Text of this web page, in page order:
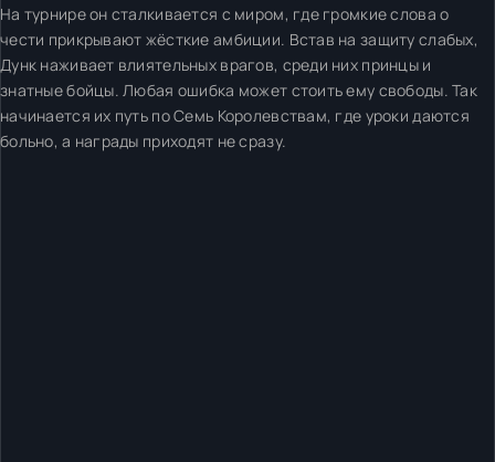
На турнире он сталкивается с миром, где громкие слова о
чести прикрывают жёсткие амбиции. Встав на защиту слабых,
Дунк наживает влиятельных врагов, среди них принцы и
знатные бойцы. Любая ошибка может стоить ему свободы. Так
начинается их путь по Семь Королевствам, где уроки даются
больно, а награды приходят не сразу.